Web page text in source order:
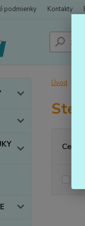
podmienky Kontakty
Úvod
Cena: